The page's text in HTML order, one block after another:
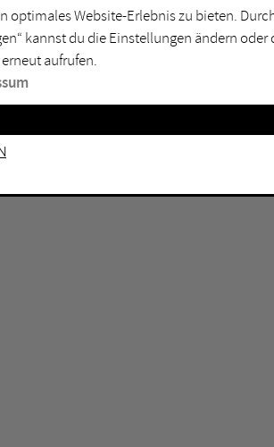
Marl
Mülheim an der Ruhr
KEINE ERGEBNISSE
optimales Website-Erlebnis zu bieten.
kannst du die Einstellungen ändern
aufrufen.